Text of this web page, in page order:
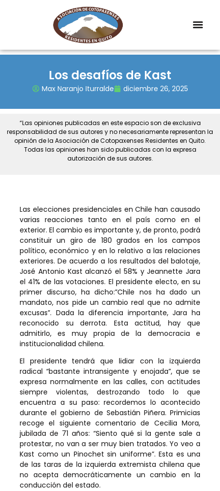
Los desafíos de Kast
Max Naranjo Iturralde diciembre 26, 2025
“Las opiniones publicadas en este espacio son de exclusiva
responsabilidad de sus autores y no necesariamente representan la
opinión de la Asociación de Cotopaxenses Residentes en Quito.
Todas las opiniones han sido publicadas con la expresa
autorización de sus autores.
Las elecciones presidenciales en Chile han causado
varias reacciones tanto en el país como en el
exterior. El cambio es importante y, de pronto, podrá
constituir un giro de 180 grados en los campos
político, económico y en lo relativo a las relaciones
exteriores. De acuerdo a los resultados del balotaje,
José Antonio Kast alcanzó el 58% y Jeannette Jara
el 41% de las votaciones. El presidente electo, en su
primer discurso, ha dicho:”Chile nos ha dado un
mandato, nos pide un cambio real que no admite
excusas”. Dada la diferencia importante, Jara ha
reconocido su derrota. Esta actitud, hay que
admitirlo, es muy propia de la democracia e
institucionalidad chilena.
El presidente tendrá que lidiar con la izquierda
radical “bastante intransigente y enojada”, que se
expresa normalmente en las calles, con actitudes
siempre violentas, destrozando todo lo que
encuentra a su paso: recordemos lo acontecido
durante el gobierno de Sebastián Piñera. Primicias
recoge el siguiente comentario de Cecilia Mora,
jubilada de 71 años: “Siento qué si la gente sale a
protestar, no van a ser muy bien tratados. Yo veo a
Kast como un Pinochet sin uniforme”. Esta es una
de las taras de la izquierda extremista chilena que
no acepta democráticamente un cambio en la
conducción del estado.